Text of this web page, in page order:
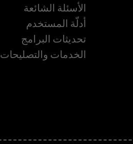
الأسئلة الشائعة
أدلّة المستخدم
تحديثات البرامج
الخدمات والتصليحات